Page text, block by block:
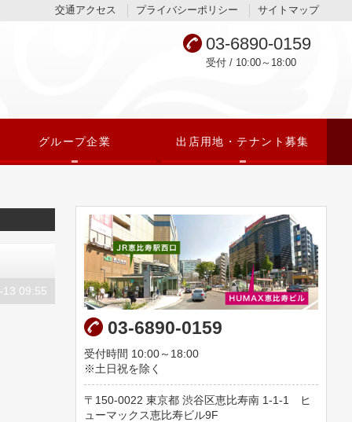
交通アクセス プライバシーポリシー サイトマップ
03-6890-0159
受付 / 10:00～18:00
グループ企業 出店用地・テナント募集
13 09:55
03-6890-0159
受付時間 10:00～18:00
※土日祝を除く
150-0022 東京都 渋谷区恵比寿南 1-1-1 ヒ
ューマックス恵比寿ビル9F